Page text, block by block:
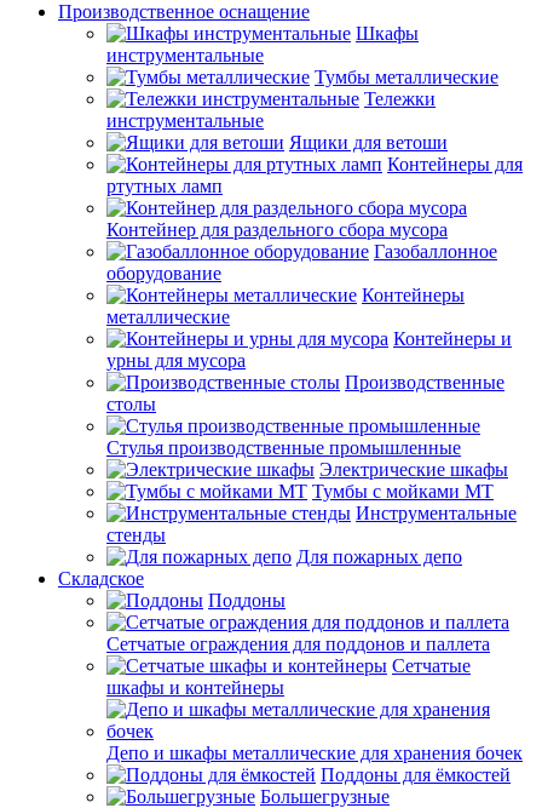
Производственное оснащение
Шкафы
инструментальные
Тумбы металлические
Тележки
инструментальные
Ящики для ветоши
Контейнеры для
ртутных ламп
Контейнер для раздельного сбора мусора
Газобаллонное
оборудование
Контейнеры
металлические
Контейнеры и
урны для мусора
Производственные
столы
Стулья производственные промышленные
Электрические шкафы
Тумбы с мойками МТ
Инструментальные
стенды
Для пожарных депо
Складское
Поддоны
Сетчатые ограждения для поддонов и паллета
Сетчатые
шкафы и контейнеры
Депо и шкафы металлические для хранения бочек
Поддоны для ёмкостей
Большегрузные